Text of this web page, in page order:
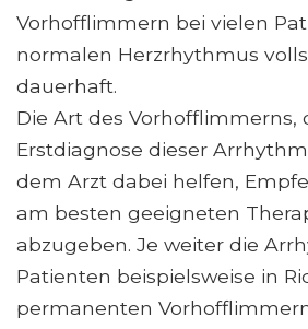
Vorhofflimmern bei vielen
normalen Herzrhythmus
dauerhaft.
Die Art des Vorhofflimmerns,
Erstdiagnose dieser
dem Arzt dabei helfen,
am besten geeigneten
abzugeben. Je weiter die
Patienten beispielsweise in
permanenten